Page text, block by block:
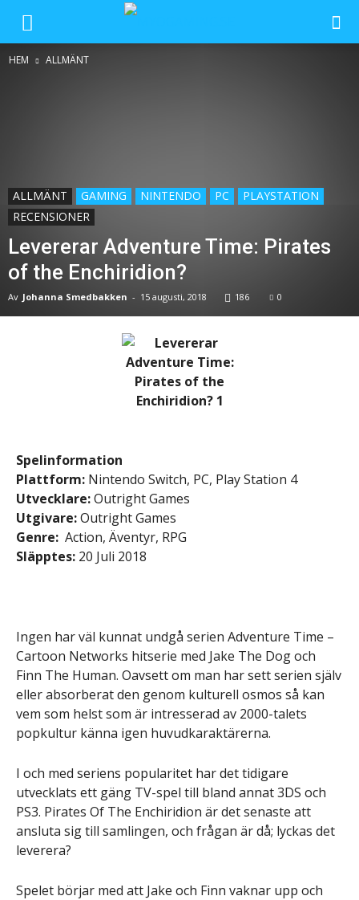
HEM ALLMÄNT
ALLMÄNT GAMING NINTENDO PC
PLAYSTATION
RECENSIONER
Levererar Adventure Time: Pirates
of the Enchiridion?
Av Johanna Smedbakken - 15 augusti, 2018 186 0
Spelinformation
Plattform: Nintendo Switch, PC, Play Station 4
Utvecklare:Outright Games
Utgivare:Outright Games
Genre: Action, Äventyr, RPG
Släpptes: 20 Juli 2018
Ingen har väl kunnat undgå serien Adventure Time –
Cartoon Networks hitserie med Jake The Dog och
Finn The Human. Oavsett om man har sett serien själv
eller absorberat den genom kulturell osmos så kan
vem som helst som är intresserad av 2000-talets
popkultur känna igen huvudkaraktärerna.
I och med seriens popularitet har det tidigare
utvecklats ett gäng TV-spel till bland annat 3DS och
PS3. Pirates Of The Enchiridion är det senaste att
ansluta sig till samlingen, och frågan är då; lyckas det
leverera?
Spelet börjar med att Jake och Finn vaknar upp och